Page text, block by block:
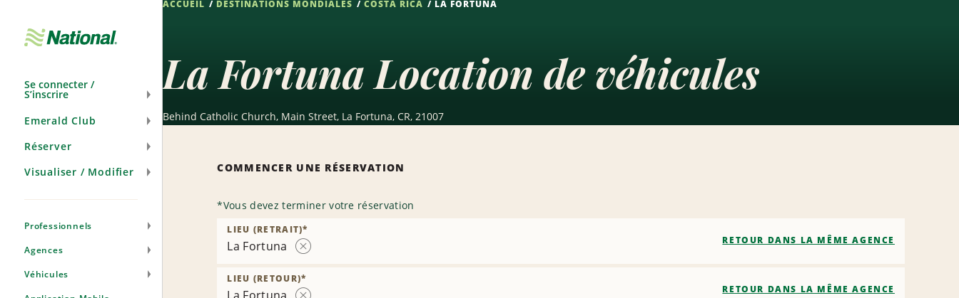
navigation
Se connecter /
S’inscrire
Emerald Club
Réserver
Visualiser / Modifier
Professionnels
Agences
Véhicules
ACCUEIL DESTINATIONS MONDIALES COSTA RICA LA FORTUNA
La Fortuna Location de véhicules
Behind Catholic Church, Main Street, La Fortuna, CR, 21007
COMMENCER UNE RÉSERVATION
*Vous devez terminer votre réservation
La Fortuna
l’agence
LIEU (RETRAIT)*
RETOUR DANS LA MÊME AGENCE
LIEU (RETOUR)*
RETOUR DANS LA MÊME AGENCE